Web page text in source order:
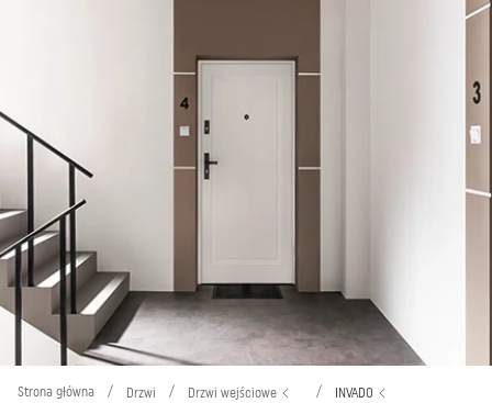
Strona główna / Drzwi / Drzwi wejściowe / INVADO